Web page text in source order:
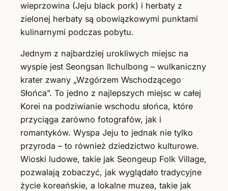
wieprzowina (Jeju black pork) i herbaty z
zielonej herbaty są obowiązkowymi punktami
kulinarnymi podczas pobytu.
Jednym z najbardziej urokliwych miejsc na
wyspie jest Seongsan Ilchulbong – wulkaniczny
krater zwany „Wzgórzem Wschodzącego
Słońca”. To jedno z najlepszych miejsc w całej
Korei na podziwianie wschodu słońca, które
przyciąga zarówno fotografów, jak i
romantyków. Wyspa Jeju to jednak nie tylko
przyroda – to również dziedzictwo kulturowe.
Wioski ludowe, takie jak Seongeup Folk Village,
pozwalają zobaczyć, jak wyglądało tradycyjne
życie koreańskie, a lokalne muzea, takie jak